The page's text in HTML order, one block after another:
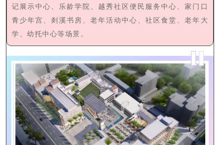
记展示中心、乐龄学院、越秀社区便民服务中心、家门口
青少年宫、剡溪书房、老年活动中心、社区食堂、老年大
学、幼托中心等场景。